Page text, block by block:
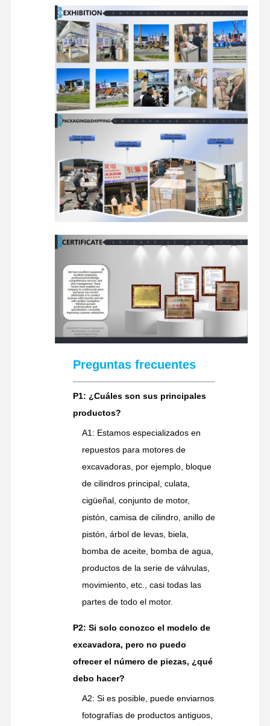
Preguntas frecuentes
P1: ¿Cuáles son sus principales
productos?
A1: Estamos especializados en
repuestos para motores de
excavadoras, por ejemplo, bloque
de cilindros principal, culata,
cigüeñal, conjunto de motor,
pistón, camisa de cilindro, anillo de
pistón, árbol de levas, biela,
bomba de aceite, bomba de agua,
productos de la serie de válvulas,
movimiento, etc., casi todas las
partes de todo el motor.
P2: Si solo conozco el modelo de
excavadora, pero no puedo
ofrecer el número de piezas, ¿qué
debo hacer?
A2: Si es posible, puede enviarnos
fotografías de productos antiguos,